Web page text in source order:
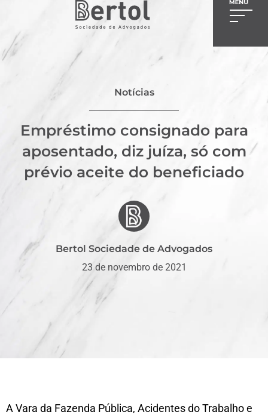
Notícias
Empréstimo consignado para
aposentado, diz juíza, só com
prévio aceite do beneficiado
Bertol Sociedade de Advogados
23 de novembro de 2021
A Vara da Fazenda Pública, Acidentes do Trabalho e